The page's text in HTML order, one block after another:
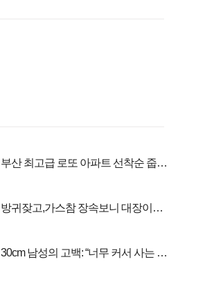
부산 최고급 로또 아파트 선착순 줍줍
방귀잦고,가스참 장속보니 대장이아
30cm 남성의 고백: “너무 커서 사는 게